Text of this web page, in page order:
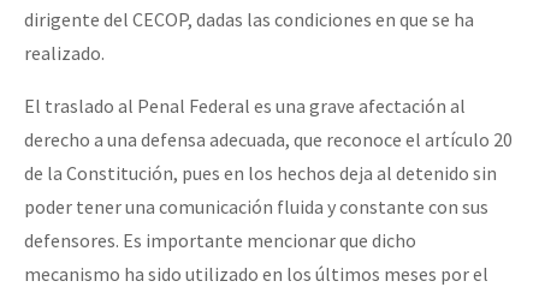
dirigente del CECOP, dadas las condiciones en que se ha
realizado.
El traslado al Penal Federal es una grave afectación al
derecho a una defensa adecuada, que reconoce el artículo 20
de la Constitución, pues en los hechos deja al detenido sin
poder tener una comunicación fluida y constante con sus
defensores. Es importante mencionar que dicho
mecanismo ha sido utilizado en los últimos meses por el